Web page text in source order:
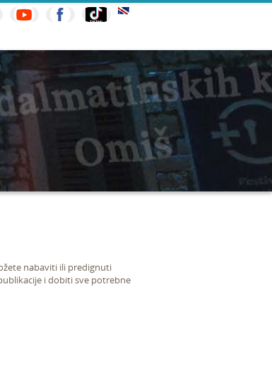
nabaviti ili predignuti
i dobiti sve potrebne